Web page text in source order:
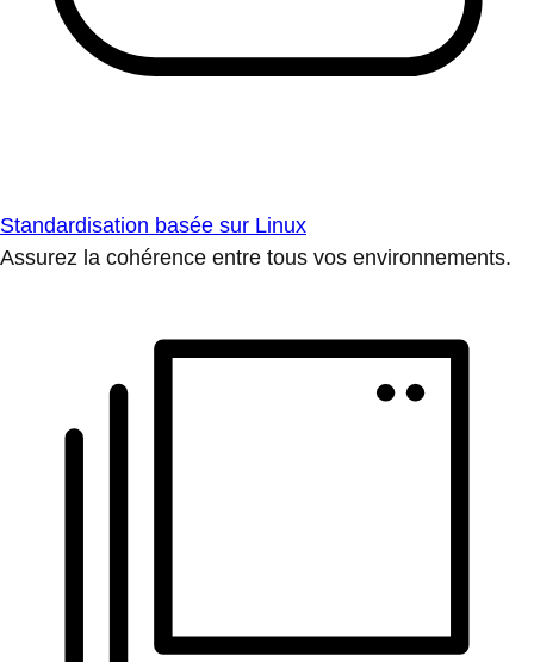
Standardisation basée sur Linux
Assurez la cohérence entre tous vos environnements.